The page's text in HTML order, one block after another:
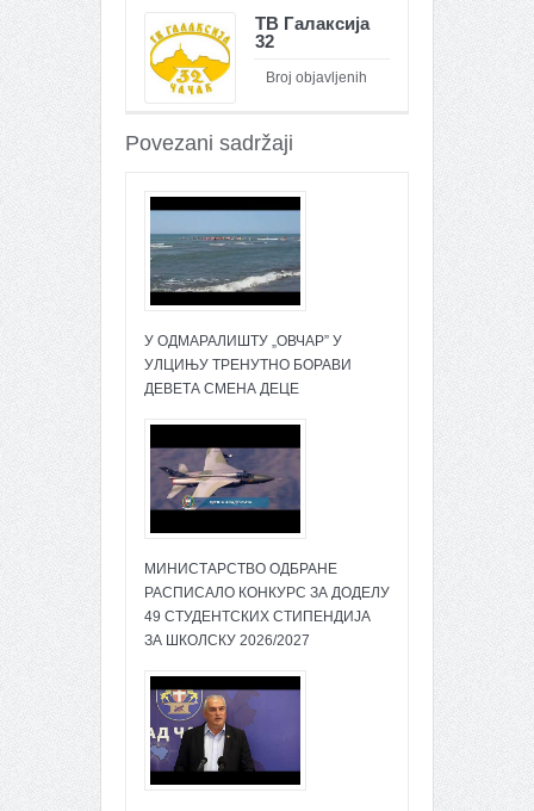
ТВ Галаксија
32
Broj objavljenih
Povezani sadržaji
У ОДМАРАЛИШТУ „ОВЧАР” У
УЛЦИЊУ ТРЕНУТНО БОРАВИ
ДЕВЕТА СМЕНА ДЕЦЕ
МИНИСТАРСТВО ОДБРАНЕ
РАСПИСАЛО КОНКУРС ЗА ДОДЕЛУ
49 СТУДЕНТСКИХ СТИПЕНДИЈА
ЗА ШКОЛСКУ 2026/2027